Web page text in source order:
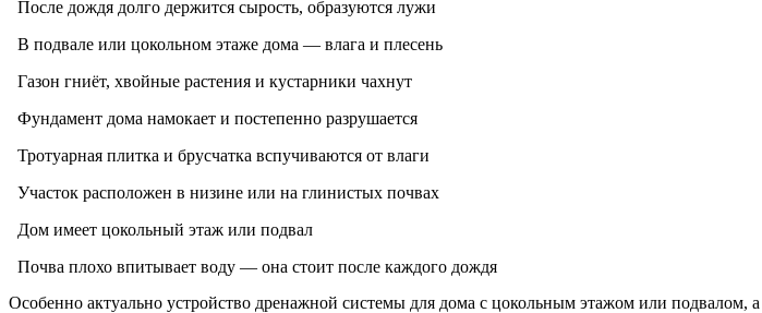
После дождя долго держится сырость, образуются лужи
В подвале или цокольном этаже дома — влага и плесень
Газон гниёт, хвойные растения и кустарники чахнут
Фундамент дома намокает и постепенно разрушается
Тротуарная плитка и брусчатка вспучиваются от влаги
Участок расположен в низине или на глинистых почвах
Дом имеет цокольный этаж или подвал
Почва плохо впитывает воду — она стоит после каждого дождя
Особенно актуально устройство дренажной системы для дома с цокольным этажом или подвалом,